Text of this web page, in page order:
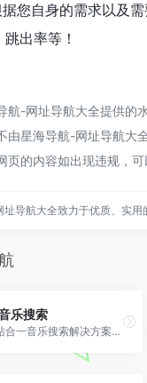
您自身的需求以及
出率等！
航-网址导航大全提供的
由星海导航-网址导航大
页的内容如出现违规，
导航大全致力于优质、实用
乐搜索
多站合一音乐搜索解决方案，可搜索试听网易云音乐、QQ音乐、酷狗音乐、酷我音乐、虾米音乐、百度音乐、一听音乐、咪咕音乐、荔枝FM、蜻蜓FM、喜马拉雅FM、全 民K歌、5sing原创翻唱音乐。